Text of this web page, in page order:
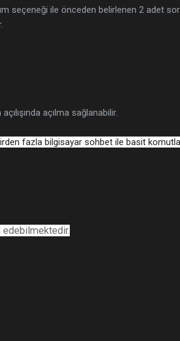
seçeneği ile önceden belirlenen 2 adet
açılma sağlanabilir.
fazla bilgisayar sohbet ile basit
edebilmektedir.